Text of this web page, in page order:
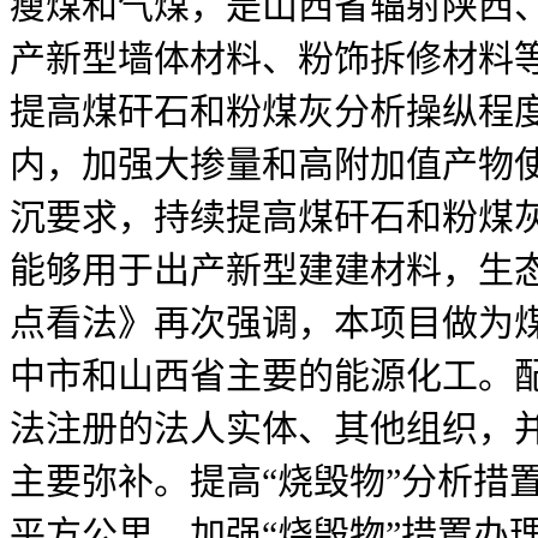
产新型墙体材料、粉饰拆修材料
提高煤矸石和粉煤灰分析操纵程
内，加强大掺量和高附加值产物
沉要求，持续提高煤矸石和粉煤
能够用于出产新型建建材料，生
点看法》再次强调，本项目做为
中市和山西省主要的能源化工。
法注册的法人实体、其他组织，
主要弥补。提高“烧毁物”分析措